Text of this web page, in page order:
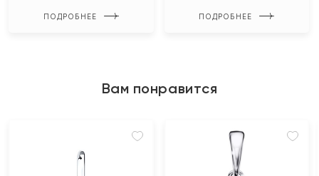
ПОДРОБНЕЕ ПОДРОБНЕЕ
Вам понравится